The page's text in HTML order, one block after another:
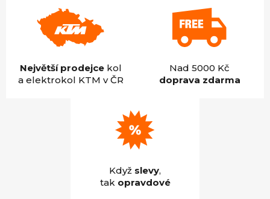
Největší prodejcekol
a elektrokol KTM v ČR
Nad 5000 Kč
doprava zdarma
Když slevy,
tak opravdové